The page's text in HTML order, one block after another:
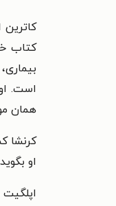
کتاب
است.
همان
کرنشا
او